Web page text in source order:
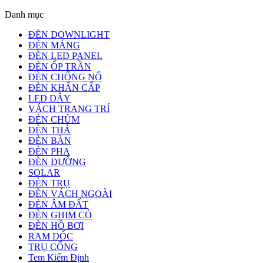
Danh mục
ĐÈN DOWNLIGHT
ĐÈN MÁNG
ĐÈN LED PANEL
ĐÈN ỐP TRẦN
ĐÈN CHỐNG NỔ
ĐÈN KHẨN CẤP
LED DÂY
VÁCH TRANG TRÍ
ĐÈN CHÙM
ĐÈN THẢ
ĐÈN BÀN
ĐÈN PHA
ĐÈN ĐƯỜNG
SOLAR
ĐÈN TRỤ
ĐÈN VÁCH NGOÀI
ĐÈN ÂM ĐẤT
ĐÈN GHIM CỎ
ĐÈN HỒ BƠI
RAM DỐC
TRỤ CỔNG
Tem Kiểm Định